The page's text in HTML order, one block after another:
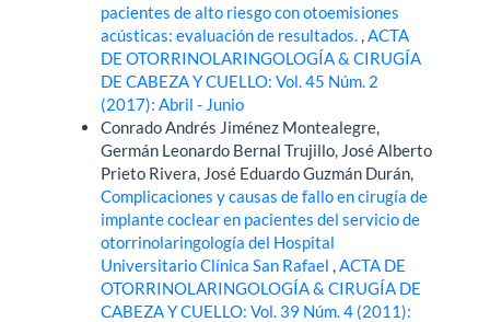
pacientes de alto riesgo con otoemisiones
acústicas: evaluación de resultados.
ACTA
DE OTORRINOLARINGOLOGÍA & CIRUGÍA
DE CABEZA Y CUELLO: Vol. 45 Núm. 2
(2017): Abril - Junio
Conrado Andrés Jiménez Montealegre,
Germán Leonardo Bernal Trujillo, José Alberto
Prieto Rivera, José Eduardo Guzmán Durán,
Complicaciones y causas de fallo en cirugía de
implante coclear en pacientes del servicio de
otorrinolaringología del Hospital
Universitario Clínica San Rafael
ACTA DE
OTORRINOLARINGOLOGÍA & CIRUGÍA DE
CABEZA Y CUELLO: Vol. 39 Núm. 4 (2011):